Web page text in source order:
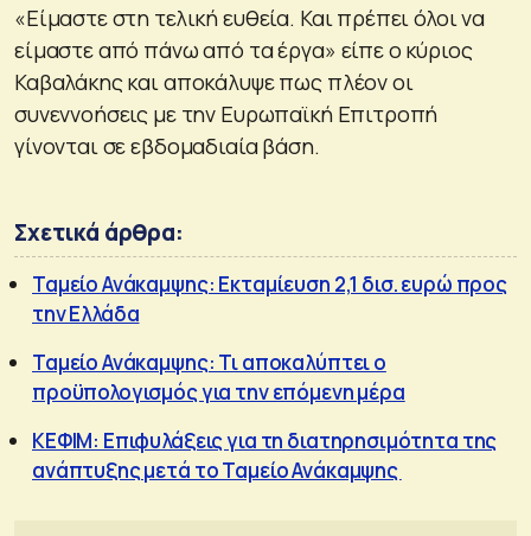
«Είμαστε στη τελική ευθεία. Και πρέπει όλοι να
είμαστε από πάνω από τα έργα» είπε ο κύριος
Καβαλάκης και αποκάλυψε πως πλέον οι
συνεννοήσεις με την Ευρωπαϊκή Επιτροπή
γίνονται σε εβδομαδιαία βάση.
Σχετικά άρθρα:
Ταμείο Ανάκαμψης: Εκταμίευση 2,1 δισ. ευρώ προς
την Ελλάδα
Ταμείο Ανάκαμψης: Τι αποκαλύπτει ο
προϋπολογισμός για την επόμενη μέρα
ΚΕΦΙΜ: Επιφυλάξεις για τη διατηρησιμότητα της
ανάπτυξης μετά το Ταμείο Ανάκαμψης